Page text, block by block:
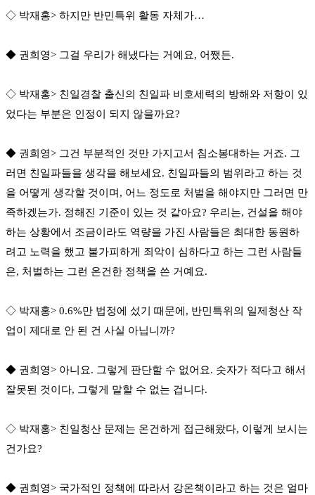
◇ 박재홍> 하지만 반민특위 활동 자체가…
◆ 권희영> 그걸 우리가 해냈다는 거예요, 어쨌든.
◇ 박재홍> 친일경찰 출신의 친일파 비호세력의 방해와 저항이 있
었다는 부분은 인정이 되지 않을까요?
◆ 권희영> 그건 부분적인 것만 가지고서 침소봉대하는 거죠. 그
러면 친일파들을 생각을 해보세요. 친일파들의 범위라고 하는 것
을 어떻게 생각할 것이며, 어느 정도로 처벌을 해야지만 그러면 만
족하겠는가. 정해진 기준이 있는 것 같아요? 우리는, 건설을 해야
하는 상황에서 조금이라도 역량을 가진 사람들은 최대한 동원하
려고 노력을 했고 불가피하게 죄악이 심하다고 하는 그런 사람들
은, 처벌하는 그런 온건한 정책을 쓴 거예요.
◇ 박재홍> 0.6%만 법정에 섰기 때문에, 반민특위의 일제청산 작
업이 제대로 안 된 건 사실 아닙니까?
◆ 권희영> 아니요. 그렇게 판단할 수 없어요. 숫자가 적다고 해서
잘못된 것이다, 그렇게 말할 수 없는 겁니다.
◇ 박재홍> 친일청산 문제는 온건하게 접근해왔다, 이렇게 보시는
건가요?
◆ 권희영> 국가적인 정책에 따라서 강온책이라고 하는 것은 얼마